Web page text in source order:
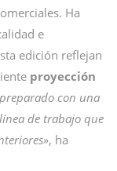
Ha
e
edición reflejan
proyección
con una
de trabajo que
, ha